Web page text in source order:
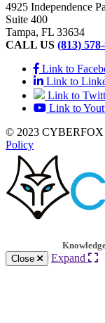
4925 Independence
Suite 400
Tampa, FL 33634
CALL US (813)
Link to
Link to
Link to
Link to
© 2023
Policy
Close
Expand